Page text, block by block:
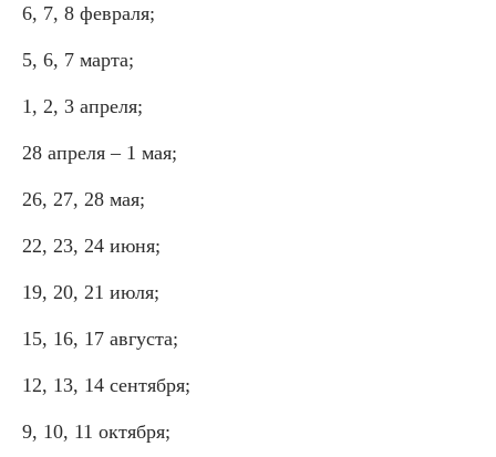
6, 7, 8 февраля;
5, 6, 7 марта;
1, 2, 3 апреля;
28 апреля – 1 мая;
26, 27, 28 мая;
22, 23, 24 июня;
19, 20, 21 июля;
15, 16, 17 августа;
12, 13, 14 сентября;
9, 10, 11 октября;